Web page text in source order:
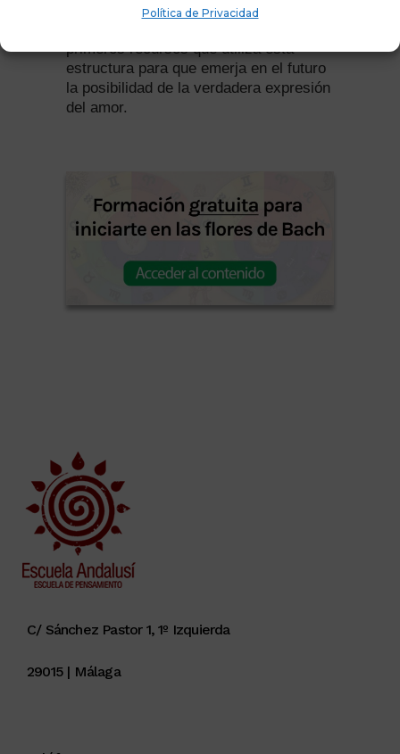
Política de Privacidad
verdadero amor incondicional. Los
primeros recursos que utiliza esta
estructura para que emerja en el futuro
la posibilidad de la verdadera expresión
del amor.
C/ Sánchez Pastor 1, 1º Izquierda
29015 | Málaga